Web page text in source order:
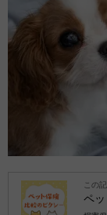
この
ペ